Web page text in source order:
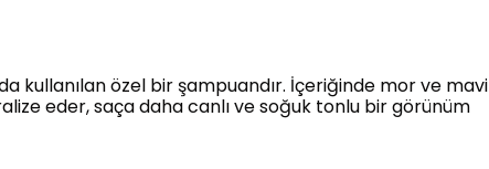
kullanılan özel bir şampuandır. İçeriğinde mor ve mavi
eder, saça daha canlı ve soğuk tonlu bir görünüm